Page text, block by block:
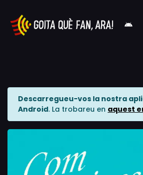
Descarregueu-vos la nostra
Android. La trobareu en aquest